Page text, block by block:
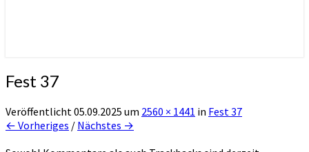
Fest 37
Veröffentlicht05.09.2025 um 2560 × 1441 in Fest 37
← Vorheriges / Nächstes →